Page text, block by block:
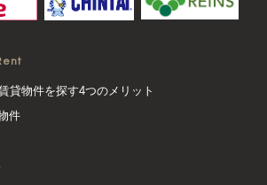
貸物件を探す4つのメリット
件